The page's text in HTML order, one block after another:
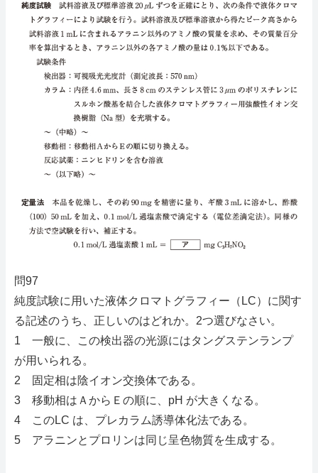
問97
純度試験に用いた液体クロマトグラフィー（LC）に関す
る記述のうち、正しいのはどれか。2つ選びなさい。
1 一般に、この検出器の光源にはタングステンランプ
が用いられる。
2 固定相は陰イオン交換体である。
3 移動相はＡからＥの順に、pH が大きくなる。
4 このLC は、プレカラム誘導体化法である。
5 アラニンとプロリンは同じ呈色物質を生成する。